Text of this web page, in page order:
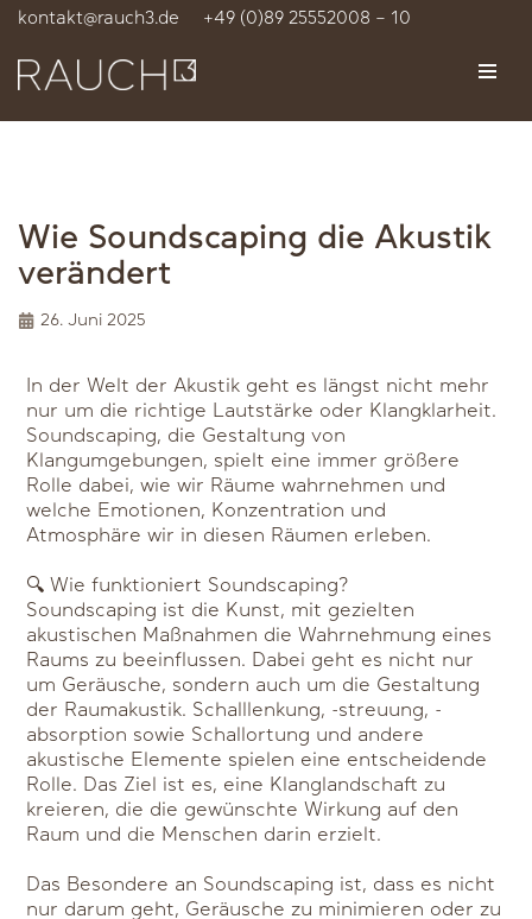
Zum
Inhalt
springen
kontakt@rauch3.de +49 (0)89 25552008 – 10
Wie Soundscaping die Akustik
verändert
26. Juni 2025
In der Welt der Akustik geht es längst nicht mehr
nur um die richtige Lautstärke oder Klangklarheit.
Soundscaping, die Gestaltung von
Klangumgebungen, spielt eine immer größere
Rolle dabei, wie wir Räume wahrnehmen und
welche Emotionen, Konzentration und
Atmosphäre wir in diesen Räumen erleben.
🔍 Wie funktioniert Soundscaping?
Soundscaping ist die Kunst, mit gezielten
akustischen Maßnahmen die Wahrnehmung eines
Raums zu beeinflussen. Dabei geht es nicht nur
um Geräusche, sondern auch um die Gestaltung
der Raumakustik. Schalllenkung, -streuung, -
absorption sowie Schallortung und andere
akustische Elemente spielen eine entscheidende
Rolle. Das Ziel ist es, eine Klanglandschaft zu
kreieren, die die gewünschte Wirkung auf den
Raum und die Menschen darin erzielt.
Das Besondere an Soundscaping ist, dass es nicht
nur darum geht, Geräusche zu minimieren oder zu